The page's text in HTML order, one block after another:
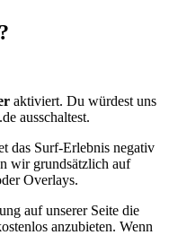
aktiviert. Du würdest uns
ausschaltest.
das Surf-Erlebnis negativ
wir grundsätzlich auf
Overlays.
auf unserer Seite die
anzubieten. Wenn